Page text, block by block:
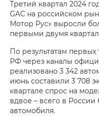
Третий квартал 2024
GAC на российском
Мотор Рус» выросли
первыми двумя
По результатам
РФ через каналы
реализовано 3 342
июнь составили 3 708
квартале спрос на
вдвое – всего в
автомобиля.